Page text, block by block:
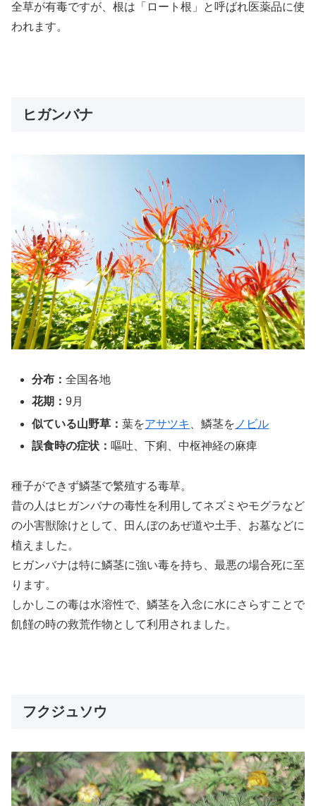
全草が有毒ですが、根は「ロート根」と呼ばれ医薬品に使
われます。
ヒガンバナ
分布：全国各地
花期：9月
似ている山野草：葉をアサツキ 、鱗茎を ノビル
誤食時の症状： 嘔吐、下痢、中枢神経の麻痺
種子ができず鱗茎で繁殖する毒草。
昔の人はヒガンバナの毒性を利用してネズミやモグラなど
の小害獣除けとして、田んぼのあぜ道や土手、お墓などに
植えました。
ヒガンバナは特に鱗茎に強い毒を持ち、最悪の場合死に至
ります。
しかしこの毒は水溶性で、鱗茎を入念に水にさらすことで
飢饉の時の救荒作物として利用されました。
フクジュソウ